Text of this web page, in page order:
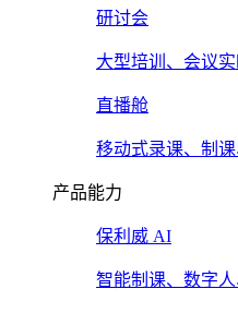
研讨会
大型培训、会议
直播舱
移动式录课、制
产品能力
保利威 AI
智能制课、数字